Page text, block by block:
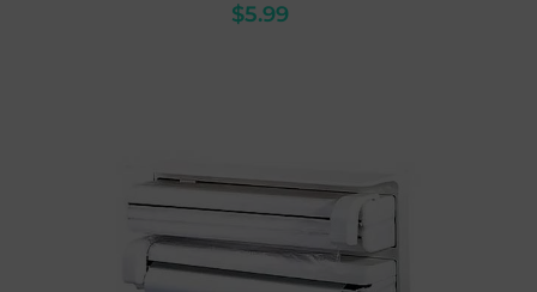
$5.99